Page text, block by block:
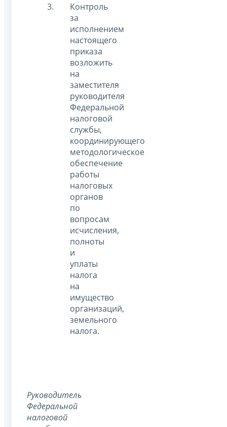
Контроль
за
исполнением
настоящего
приказа
возложить
на
заместителя
руководителя
Федеральной
налоговой
службы,
координирующего
методологическое
обеспечение
работы
налоговых
органов
по
вопросам
исчисления,
полноты
и
уплаты
налога
на
имущество
организаций,
земельного
налога.
Руководитель
Федеральной
налоговой